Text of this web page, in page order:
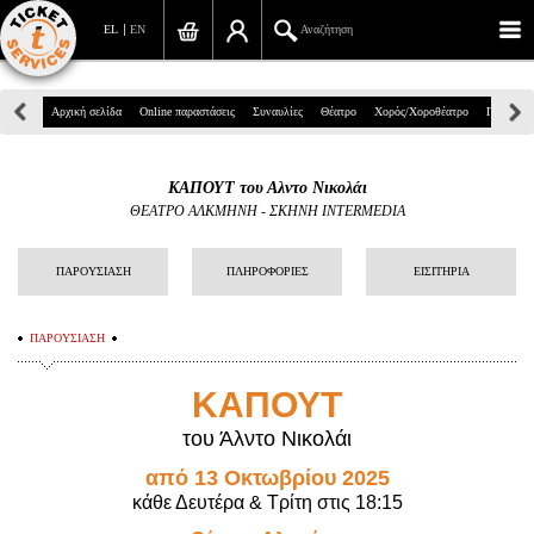
EN
EL Αναζήτηση
Πανεπιστημίου 39, Αθήνα
info@ticketservices.gr
Αναζήτηση
Σύνδεση/Εγγραφή
Αναζήτηση παραγγελίας
Προσωπικά Δεδομένα
Αρχική σελίδα Online παραστάσεις Συναυλίες Θέατρο Χορός/Χοροθέατρο Παιδικά
ΚΑΠΟΥΤ του Αλντο Νικολάι
ΘΕΑΤΡΟ ΑΛΚΜΗΝΗ- ΣΚΗΝΗ INTERMEDIA
ΠΑΡΟΥΣΙΑΣΗ ΠΛΗΡΟΦΟΡΙΕΣ ΕΙΣΙΤΗΡΙΑ
ΠΑΡΟΥΣΙΑΣΗ
ΚΑΠΟΥΤ
του Άλντο Νικολάι
από 13 Οκτωβρίου 2025
κάθε Δευτέρα & Τρίτη στις 18:15